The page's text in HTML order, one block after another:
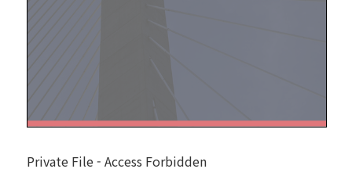
Private File - Access Forbidden